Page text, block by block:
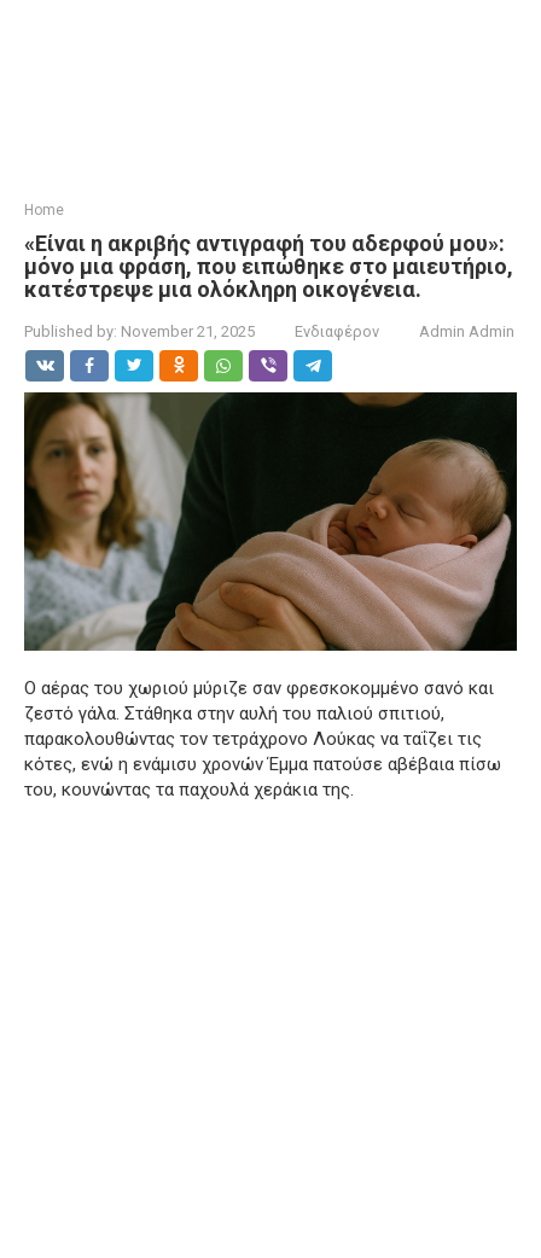
Home
«Είναι η ακριβής αντιγραφή του αδερφού μου»:
μόνο μια φράση, που ειπώθηκε στο μαιευτήριο,
κατέστρεψε μια ολόκληρη οικογένεια.
Published by: November 21, 2025 Ενδιαφέρον Admin Admin
Ο αέρας του χωριού μύριζε σαν φρεσκοκομμένο σανό και
ζεστό γάλα. Στάθηκα στην αυλή του παλιού σπιτιού,
παρακολουθώντας τον τετράχρονο Λούκας να ταΐζει τις
κότες, ενώ η ενάμισυ χρονών Έμμα πατούσε αβέβαια πίσω
του, κουνώντας τα παχουλά χεράκια της.